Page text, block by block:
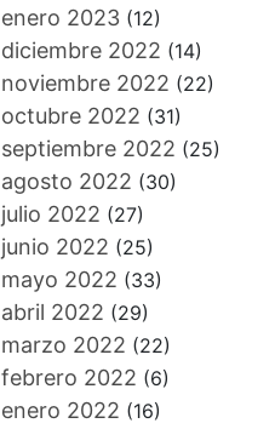
enero 2023(12)
diciembre 2022 (14)
noviembre 2022 (22)
octubre 2022 (31)
septiembre 2022 (25)
agosto 2022 (30)
julio 2022 (27)
junio 2022 (25)
mayo 2022 (33)
abril 2022 (29)
marzo 2022 (22)
febrero 2022 (6)
enero 2022 (16)